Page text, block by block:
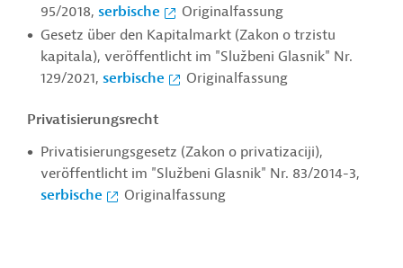
95/2018, serbische
Originalfassung
Gesetz über den Kapitalmarkt (Zakon o trzistu
kapitala), veröffentlicht im "Službeni Glasnik" Nr.
129/2021, serbische Originalfassung
Privatisierungsrecht
Privatisierungsgesetz (Zakon o privatizaciji),
veröffentlicht im "Službeni Glasnik" Nr. 83/2014-3,
serbische
Originalfassung